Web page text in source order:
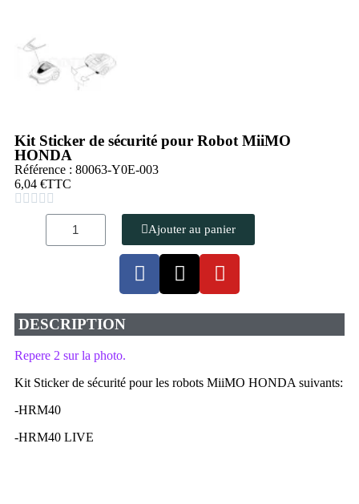
Kit Sticker de sécurité pour Robot MiiMO
HONDA
Référence : 80063-Y0E-003
6,04 €TTC
    
Ajouter au panier
DESCRIPTION
Repere 2 sur la photo.
Kit Sticker de sécurité pour les robots MiiMO HONDA suivants:
-HRM40
-HRM40 LIVE